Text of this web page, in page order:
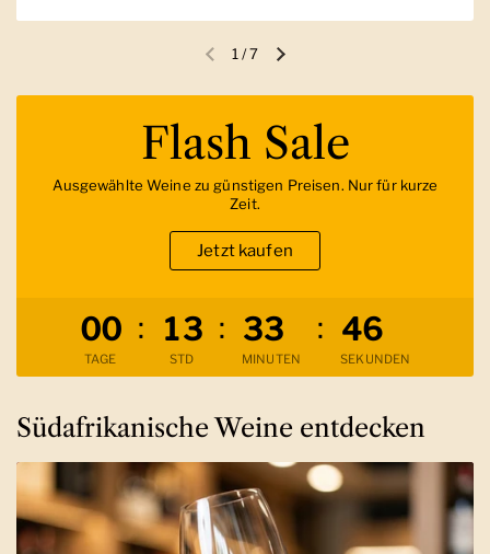
Vorherige FolieNächste Folie
1 /7
Verbleibende Zeit
00
TAGE
: 13
STD
: 33
MINUTEN
: 45
SEKUNDEN
Flash Sale
Ausgewählte Weine zu günstigen Preisen. Nur für kurze
Zeit.
Jetzt kaufen
Südafrikanische Weine entdecken